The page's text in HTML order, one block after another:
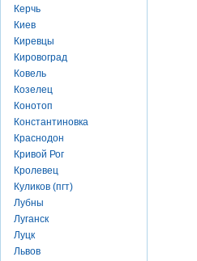
Керчь
Киев
Киревцы
Кировоград
Ковель
Козелец
Конотоп
Константиновка
Краснодон
Кривой Рог
Кролевец
Куликов (пгт)
Лубны
Луганск
Луцк
Львов